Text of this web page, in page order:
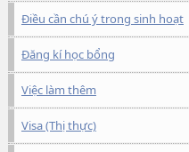
Điều cần chú ý trong sinh hoạt
Đăng kí học bổng
Việc làm thêm
Visa (Thị thực)